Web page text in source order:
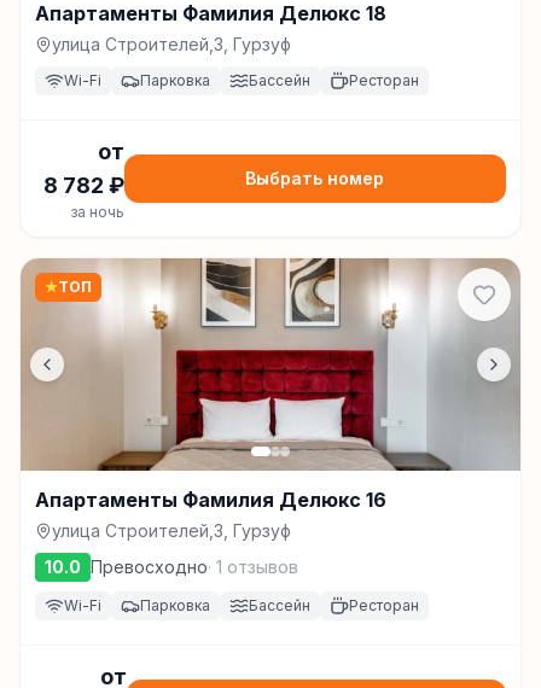
Апартаменты Фамилия Делюкс 18
улица Строителей,3, Гурзуф
Wi-Fi Парковка Бассейн Ресторан
от
8 782 ₽
за ночь
Выбрать номер
★ТОП
Апартаменты Фамилия Делюкс 16
улица Строителей,3, Гурзуф
10.0 Превосходно· 1 отзывов
Wi-Fi Парковка Бассейн Ресторан
от